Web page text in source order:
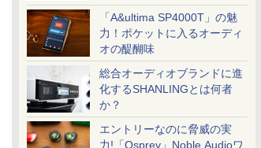
「A&ultima SP4000T」の魅
力！ポケットに入るオーディ
オの醍醐味
総合オーディオブランドに進
化するSHANLINGとは何者
か？
エントリーなのに脅威の実
力!「Osprey」Noble Audioワ